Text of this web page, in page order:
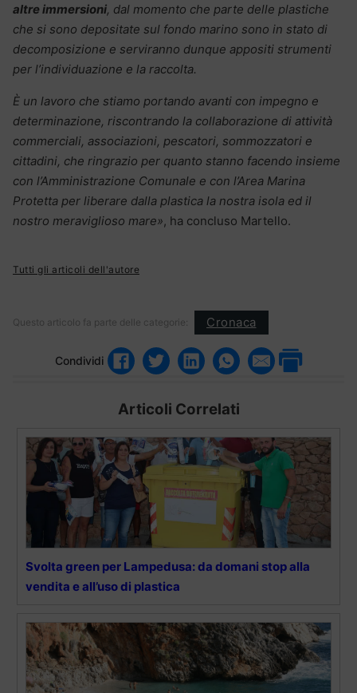
altre immersioni, dal momento che parte delle plastiche
che si sono depositate sul fondo marino sono in stato di
decomposizione e serviranno dunque appositi strumenti
per l’individuazione e la raccolta.
È un lavoro che stiamo portando avanti con impegno e
determinazione, riscontrando la collaborazione di attività
commerciali, associazioni, pescatori, sommozzatori e
cittadini, che ringrazio per quanto stanno facendo insieme
con l’Amministrazione Comunale e con l’Area Marina
Protetta per liberare dalla plastica la nostra isola ed il
nostro meraviglioso mare», ha concluso Martello.
Tutti gli articoli dell'autore
Questo articolo fa parte delle categorie: Cronaca
Condividi
Articoli Correlati
Svolta green per Lampedusa: da domani stop alla
vendita e all’uso di plastica